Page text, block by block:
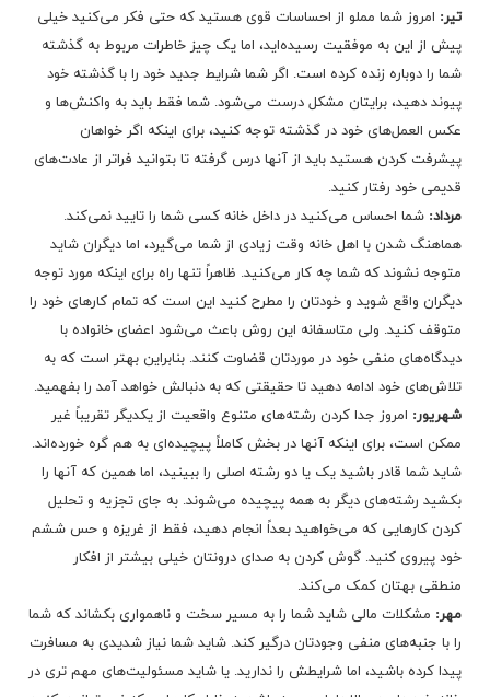
تیر: امروز شما مملو از احساسات قوی هستید که حتی فکر می‌کنید خیلی
پیش از این به موفقیت رسیده‌اید، اما یک چیز خاطرات مربوط به گذشته
شما را دوباره زنده کرده است. اگر شما شرایط جدید خود را با گذشته خود
پیوند دهید، برایتان مشکل درست می‌شود. شما فقط باید به واکنش‌ها و
عکس العمل‌های خود در گذشته توجه کنید، برای اینکه اگر خواهان
پیشرفت کردن هستید باید از آنها درس گرفته تا بتوانید فراتر از عادت‌های
قدیمی ‌خود رفتار کنید.
مرداد: شما احساس می‌کنید در داخل خانه کسی شما را تایید نمی‌کند.
هماهنگ شدن با اهل خانه وقت زیادی از شما می‌گیرد، اما دیگران شاید
متوجه نشوند که شما چه کار می‌کنید. ظاهراً تنها راه برای اینکه مورد توجه
دیگران واقع شوید و خودتان را مطرح کنید این است که تمام کارهای خود را
متوقف کنید. ولی متاسفانه این روش باعث می‌شود اعضای خانواده با
دیدگاه‌های منفی خود در موردتان قضاوت کنند. بنابراین بهتر است که به
تلاش‌های خود ادامه دهید تا حقیقتی که به دنبالش خواهد آمد را بفهمید.
شهریور: امروز جدا کردن رشته‌های متنوع واقعیت از یکدیگر تقریباً غیر
ممکن است، برای اینکه آنها در بخش کاملاً پیچیده‌ای به هم گره خورده‌اند.
شاید شما قادر باشید یک یا دو رشته اصلی را ببینید، اما همین که آنها را
بکشید رشته‌های دیگر به همه پیچیده می‌شوند. به جای تجزیه و تحلیل
کردن کارهایی که می‌خواهید بعداً انجام دهید، فقط از غریزه و حس ششم
خود پیروی کنید. گوش کردن به صدای درونتان خیلی بیشتر از افکار
منطقی بهتان کمک می‌کند.
مهر: مشکلات مالی شاید شما را به مسیر سخت و ناهمواری بکشاند که شما
را با جنبه‌های منفی وجودتان درگیر کند. شاید شما نیاز شدیدی به مسافرت
پیدا کرده باشید، اما شرایطش را ندارید. یا شاید مسئولیت‌های مهم تری در